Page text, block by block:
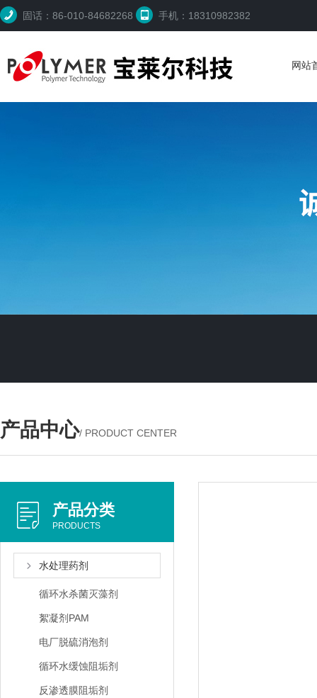
固话：86-010-84682268 手机：18310982382
网站
产品中心/ PRODUCT CENTER
产品分类
PRODUCTS
水处理药剂
循环水杀菌灭藻剂
絮凝剂PAM
电厂脱硫消泡剂
循环水缓蚀阻垢剂
反渗透膜阻垢剂